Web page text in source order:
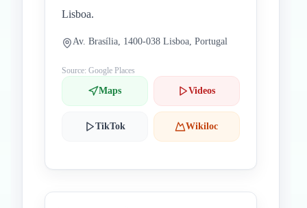
Lisboa.
Av. Brasília, 1400-038 Lisboa, Portugal
Source: Google Places
Maps Videos
TikTok Wikiloc